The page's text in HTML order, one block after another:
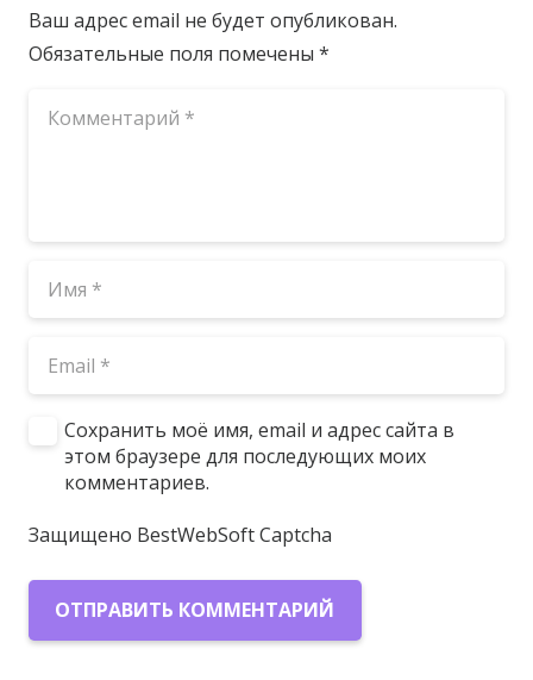
Ваш адрес email не будет опубликован.
Обязательные поля помечены *
Сохранить моё имя, email и адрес сайта в
этом браузере для последующих моих
комментариев.
Защищено BestWebSoft Captcha
ОТПРАВИТЬ КОММЕНТАРИЙ